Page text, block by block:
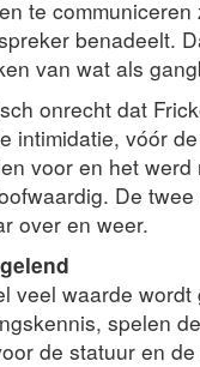
te
benadeelt.
van wat als
onrecht dat
intimidatie, vóór
voor en het
De
over en weer.
veel waarde
spelen
de statuur en